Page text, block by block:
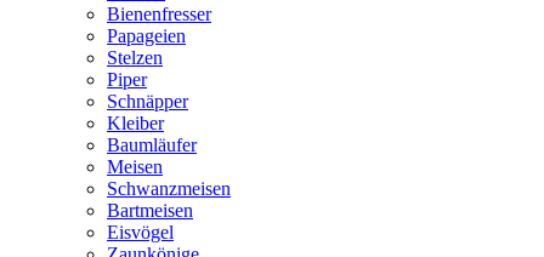
Bienenfresser
Papageien
Stelzen
Piper
Schnäpper
Kleiber
Baumläufer
Meisen
Schwanzmeisen
Bartmeisen
Eisvögel